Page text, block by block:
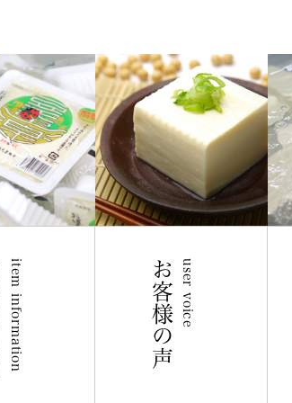
item information user voice
お客様の声